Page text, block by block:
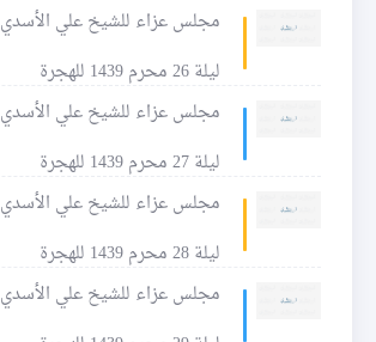
مجلس عزاء للشيخ علي الأسدي
ليلة 26 محرم 1439 للهجرة
مجلس عزاء للشيخ علي الأسدي
ليلة 27 محرم 1439 للهجرة
مجلس عزاء للشيخ علي الأسدي
ليلة 28 محرم 1439 للهجرة
مجلس عزاء للشيخ علي الأسدي